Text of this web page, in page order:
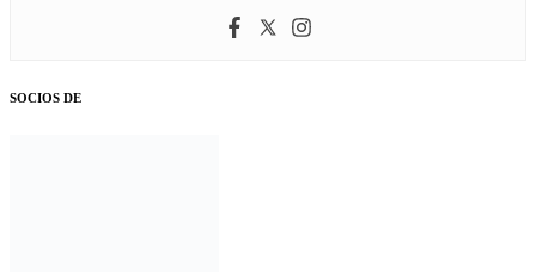
SOCIOS DE